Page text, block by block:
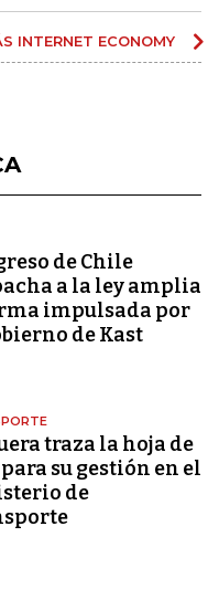
INTERNET ECONOMY
de Chile
a la ley amplia
impulsada por
de Kast
traza la hoja de
su gestión en el
de